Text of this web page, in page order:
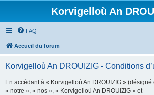
Korvigelloù An
FAQ
Accueil du forum
Korvigelloù An DROUIZIG - Conditions
En accédant à « Korvigelloù An DROUIZIG »
« notre », « nos », « Korvigelloù An DROUIZIG » et